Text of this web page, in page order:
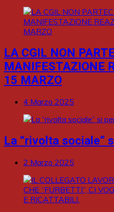
LA CGIL NON
MANIFESTAZIONE
15 MARZO
4 Marzo 2025
La “rivolta sociale”
2 Marzo 2025